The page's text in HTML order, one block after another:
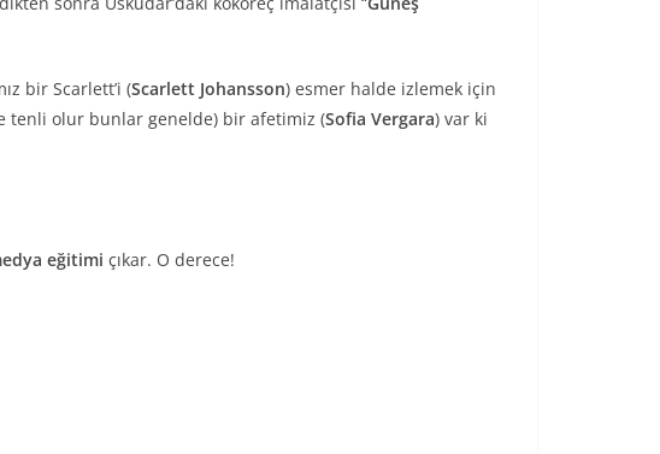
bir Scarlett’i (Scarlett Johansson) esmer halde izlemek için
tenli olur bunlar genelde) bir afetimiz (Sofia Vergara) var ki
eğitimi çıkar. O derece!